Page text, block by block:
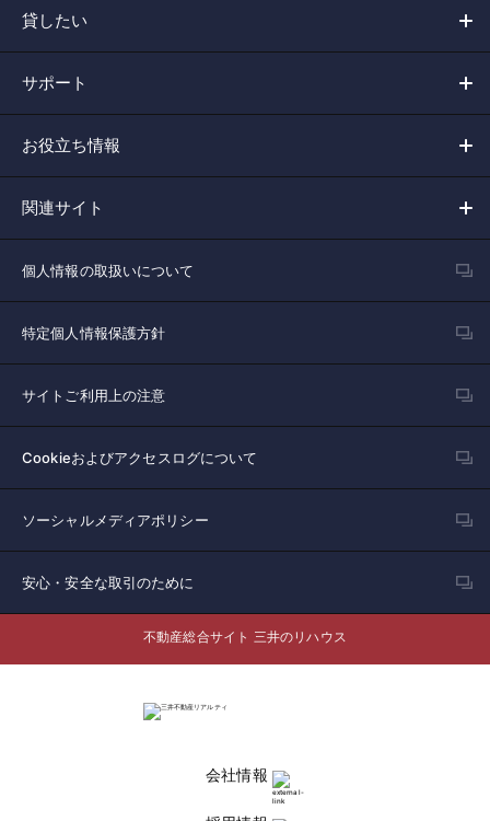
貸したい
サポート
お役立ち情報
関連サイト
個人情報の取扱いについて
特定個人情報保護方針
サイトご利用上の注意
Cookieおよびアクセスログについて
ソーシャルメディアポリシー
安心・安全な取引のために
不動産総合サイト 三井のリハウス
会社情報